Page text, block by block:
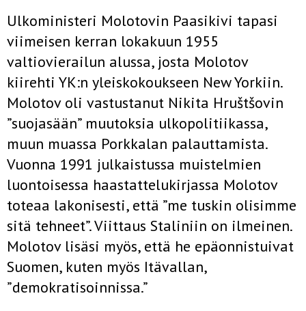
Ulkoministeri Molotovin Paasikivi tapasi
viimeisen kerran lokakuun 1955
valtiovierailun alussa, josta Molotov
kiirehti YK:n yleiskokoukseen New Yorkiin.
Molotov oli vastustanut Nikita Hruštšovin
”suojasään” muutoksia ulkopolitiikassa,
muun muassa Porkkalan palauttamista.
Vuonna 1991 julkaistussa muistelmien
luontoisessa haastattelukirjassa Molotov
toteaa lakonisesti, että ”me tuskin olisimme
sitä tehneet”. Viittaus Staliniin on ilmeinen.
Molotov lisäsi myös, että he epäonnistuivat
Suomen, kuten myös Itävallan,
”demokratisoinnissa.”